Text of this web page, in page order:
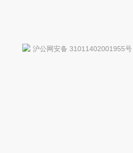
沪公网安备 31011402001955号